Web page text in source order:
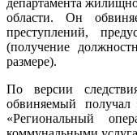
области. Он
преступлений,
(получение
размере).
По версии
обвиняемый
«Региональный